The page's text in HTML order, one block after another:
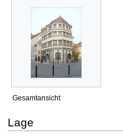
Gesamtansicht
Lage